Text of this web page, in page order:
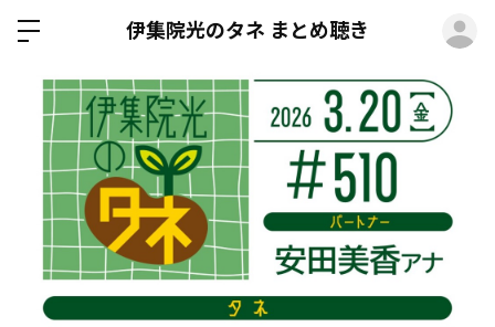
伊集院光のタネ まとめ聴き